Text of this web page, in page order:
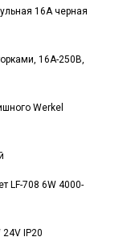
16А черная
16A-250В,
Werkel
LF-708 6W 4000-
IP20